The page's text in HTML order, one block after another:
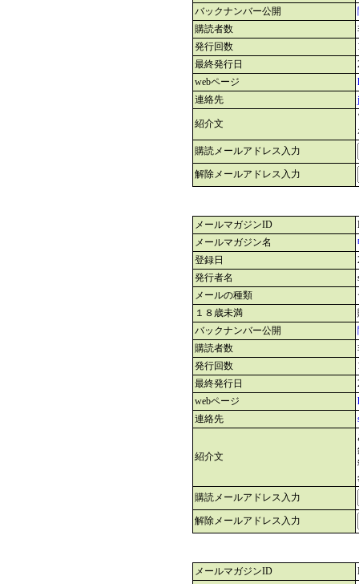
バックナンバー公開
購読者数
発行回数
最終発行日
webページ
連絡先
紹介文
購読メールアドレス入力
解除メールアドレス入力
メールマガジンID
メールマガジン名
登録日
発行者名
メールの種類
１８歳未満
バックナンバー公開
購読者数
発行回数
最終発行日
webページ
連絡先
紹介文
購読メールアドレス入力
解除メールアドレス入力
メールマガジンID